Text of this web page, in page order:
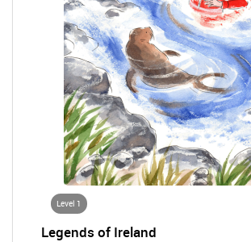
Level 1
Legends of Ireland